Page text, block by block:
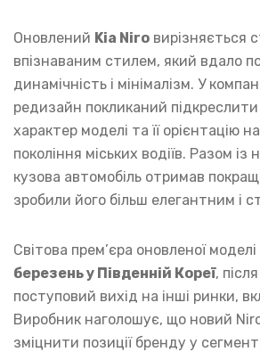
Оновлений Kia Niro вирізняється
впізнаваним стилем, який вдало
динамічність і мінімалізм. У
редизайн покликаний підкреслити
характер моделі та її орієнтацію
покоління міських водіїв. Разом
кузова автомобіль отримав
зробили його більш елегантним і
Світова прем’єра оновленої
березень у Південній Кореї,
поступовий вихід на інші ринки,
Виробник наголошує, що новий
зміцнити позиції бренду у